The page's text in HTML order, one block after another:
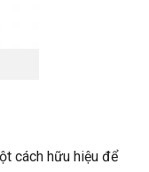
cách hữu hiệu để